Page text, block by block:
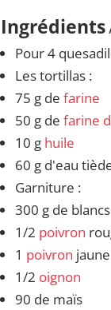
Ingrédients
Pour 4
Les tortillas :
75 g de farine
50 g de farine
10 g huile
60 g d'eau
Garniture :
300 g de
1/2 poivron
1 poivron jaune
1/2 oignon
90 de maïs